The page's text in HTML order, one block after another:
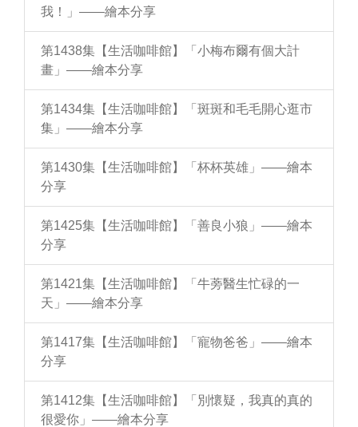
我！」——繪本分享
第1438集【生活咖啡館】「小梅布爾有個大計
畫」——繪本分享
第1434集【生活咖啡館】「斑斑和毛毛開心逛市
集」——繪本分享
第1430集【生活咖啡館】「杯杯英雄」——繪本
分享
第1425集【生活咖啡館】「善良小狼」——繪本
分享
第1421集【生活咖啡館】「牛蒡醫生忙碌的一
天」——繪本分享
第1417集【生活咖啡館】「寵物爸爸」——繪本
分享
第1412集【生活咖啡館】「別懷疑，我真的真的
很愛你」——繪本分享